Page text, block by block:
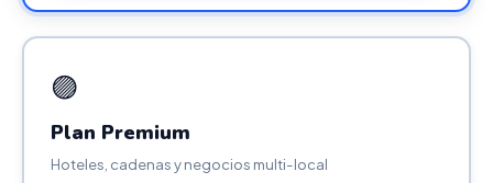
🟣
Plan Premium
Hoteles, cadenas y negocios multi-local